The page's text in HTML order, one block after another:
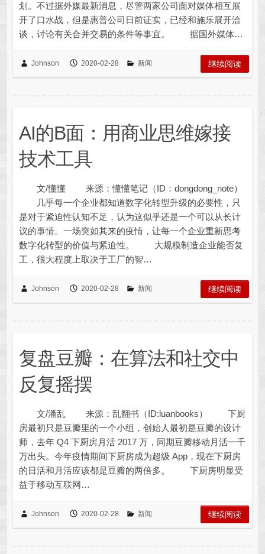
划。不过据外媒最新消息，尽管两家公司面对媒体相互展
开了口水战，但是惠普公司日前证实，已经和施乐展开洽
谈，讨论有关合并交易的条件等事宜。 据国外媒体…
Johnson 2020-02-28 新闻 继续阅读
AI的B面：用商业思维嫁接
技术工具
文/懂懂 来源：懂懂笔记（ID：dongdong_note）
几乎每一个企业都知道数字化转型升级的必要性，只
是对于紧迫性认知不足，认为这似乎还是一个可以从长计
议的事情。一场突如其来的疫情，让每一个企业重新思考
数字化转型的价值与紧迫性。 大规模制造企业能否复
工，很大程度上取决于工厂的智…
Johnson 2020-02-28 新闻 继续阅读
复盘豆瓣：在算法和社交中
反复摇摆
文/潘乱 来源：乱翻书（ID:luanbooks） 下厨
房最初只是豆瓣里的一个小组，创始人最初是豆瓣的设计
师，去年 Q4 下厨房月活 2017 万，同期豆瓣移动月活一千
万出头。今年疫情期间下厨房成为超级 App，现在下厨房
的日活和月活应该都是豆瓣的两倍多。 下厨房明显受
益于移动互联网…
Johnson 2020-02-28 新闻 继续阅读